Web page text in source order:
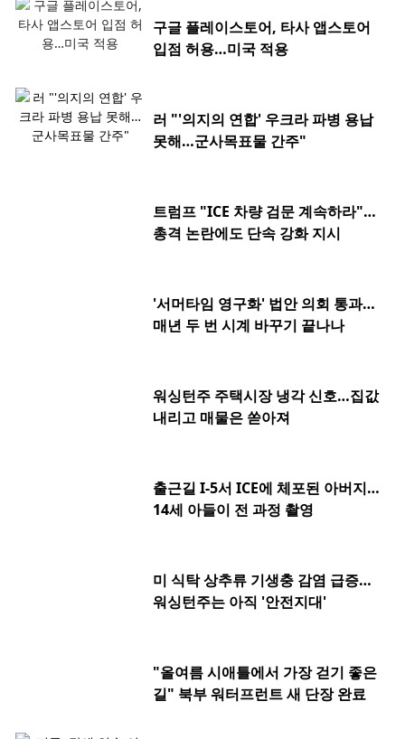
구글 플레이스토어, 타사 앱스토어
입점 허용…미국 적용
러 "'의지의 연합' 우크라 파병 용납
못해…군사목표물 간주"
트럼프 "ICE 차량 검문 계속하라"…
총격 논란에도 단속 강화 지시
'서머타임 영구화' 법안 의회 통과…
매년 두 번 시계 바꾸기 끝나나
워싱턴주 주택시장 냉각 신호…집값
내리고 매물은 쏟아져
출근길 I-5서 ICE에 체포된 아버지…
14세 아들이 전 과정 촬영
미 식탁 상추류 기생충 감염 급증…
워싱턴주는 아직 '안전지대'
"올여름 시애틀에서 가장 걷기 좋은
길" 북부 워터프런트 새 단장 완료